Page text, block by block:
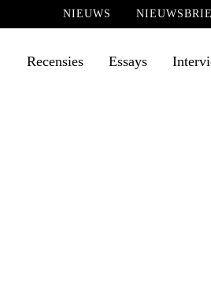
NIEUWS
Recensies Essays